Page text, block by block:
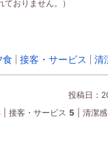
おりません。）
食 接客・サービス 清
投稿日：
接客・サービス 5 清潔感